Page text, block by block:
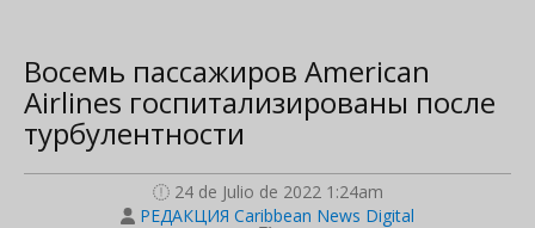
Восемь пассажиров American
Airlines госпитализированы после
турбулентности
24 de Julio de 2022 1:24am
РЕДАКЦИЯ Caribbean News Digital